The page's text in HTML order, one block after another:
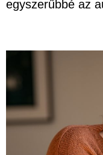
egyszerűbbé az